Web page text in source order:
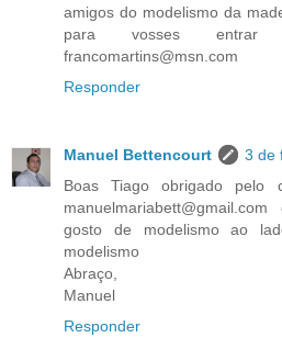
amigos do modelismo da
para vosses entrar
francomartins@msn.com
Responder
Manuel Bettencourt
3 de
Boas Tiago obrigado pelo
gosto de modelismo ao
modelismo
Abraço,
Manuel
Responder